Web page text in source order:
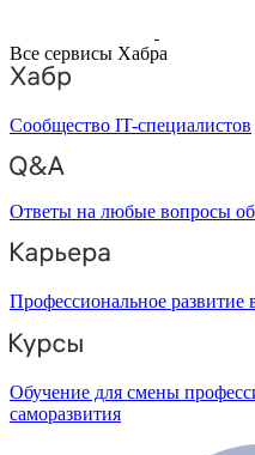
Все сервисы Хабра
Сообщество IT-специалистов
Ответы на любые вопросы
Профессиональное развитие
Обучение для смены
саморазвития